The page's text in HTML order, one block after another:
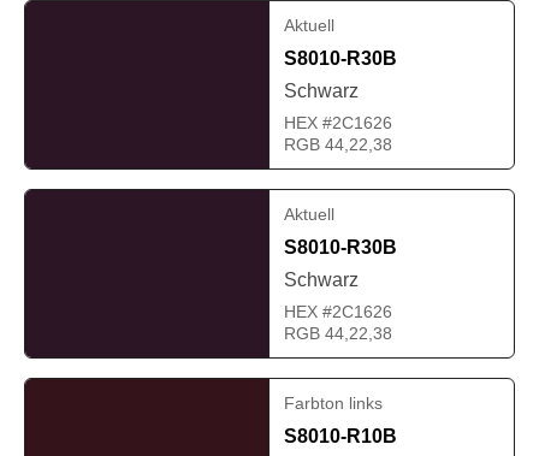
Aktuell
S8010-R30B
Schwarz
HEX #2C1626
RGB 44,22,38
Aktuell
S8010-R30B
Schwarz
HEX #2C1626
RGB 44,22,38
Farbton links
S8010-R10B